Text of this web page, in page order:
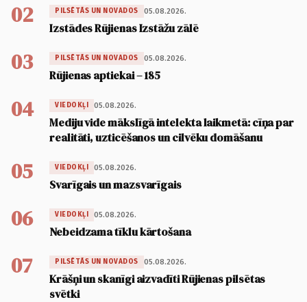
02 PILSĒTĀS UN NOVADOS 05.08.2026.
Izstādes Rūjienas Izstāžu zālē
03 PILSĒTĀS UN NOVADOS 05.08.2026.
Rūjienas aptiekai – 185
04 VIEDOKĻI 05.08.2026.
Mediju vide mākslīgā intelekta laikmetā: cīņa par
realitāti, uzticēšanos un cilvēku domāšanu
05 VIEDOKĻI 05.08.2026.
Svarīgais un mazsvarīgais
06 VIEDOKĻI 05.08.2026.
Nebeidzama tīklu kārtošana
07 PILSĒTĀS UN NOVADOS 05.08.2026.
Krāšņi un skanīgi aizvadīti Rūjienas pilsētas
svētki